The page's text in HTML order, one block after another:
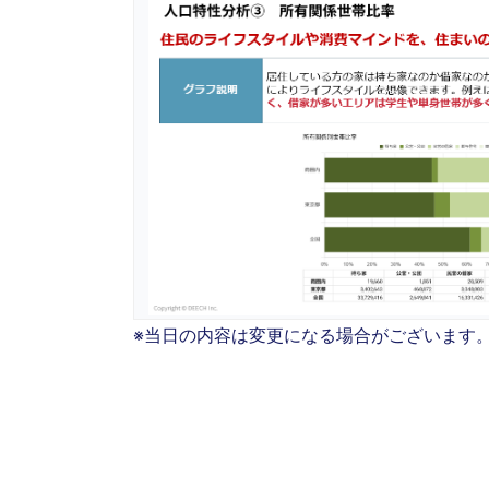
※当日の内容は変更になる場合がございます